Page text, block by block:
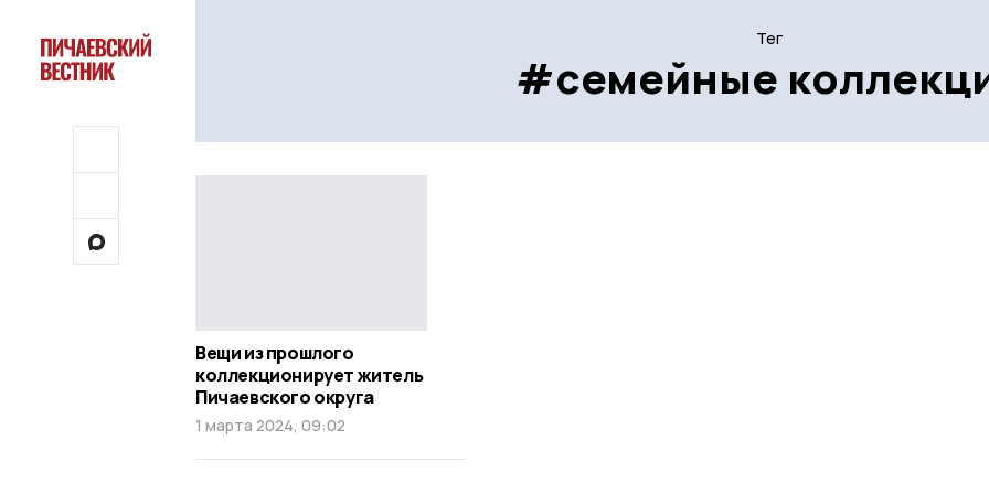
Тег
#семейные
Вещи из прошлого
коллекционирует житель
Пичаевского округа
1 марта 2024, 09:02